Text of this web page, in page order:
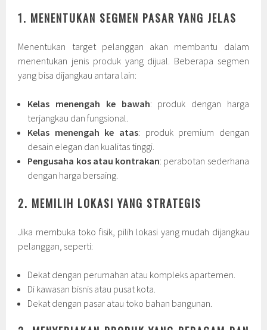
1. MENENTUKAN SEGMEN PASAR YANG JELAS
Menentukan target pelanggan akan membantu dalam
menentukan jenis produk yang dijual. Beberapa segmen
yang bisa dijangkau antara lain:
Kelas menengah ke bawah: produk dengan harga
terjangkau dan fungsional.
Kelas menengah ke atas: produk premium dengan
desain elegan dan kualitas tinggi.
Pengusaha kos atau kontrakan: perabotan sederhana
dengan harga bersaing.
2. MEMILIH LOKASI YANG STRATEGIS
Jika membuka toko fisik, pilih lokasi yang mudah dijangkau
pelanggan, seperti:
Dekat dengan perumahan atau kompleks apartemen.
Di kawasan bisnis atau pusat kota.
Dekat dengan pasar atau toko bahan bangunan.